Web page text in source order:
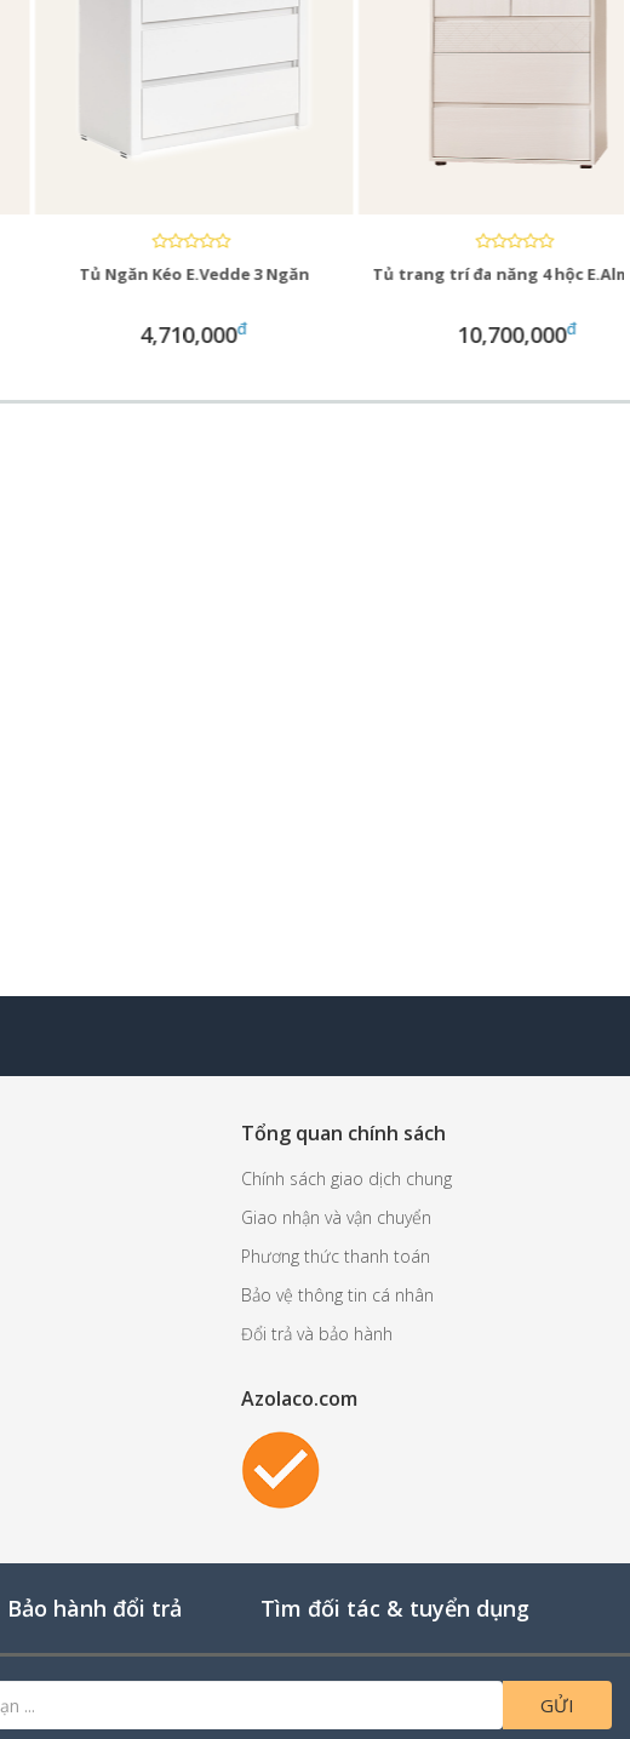
Tủ Ngăn Kéo E.Vedde 3 Ngăn
4,710,000đ
Tủ trang trí đa năng 4 hộc E.Almond
10,700,000đ
Tổng quan chính sách
Chính sách giao dịch chung
Giao nhận và vận chuyển
Phương thức thanh toán
Bảo vệ thông tin cá nhân
Đổi trả và bảo hành
Azolaco.com
Bảo hành đổi trả Tìm đối tác & tuyển dụng
GỬI